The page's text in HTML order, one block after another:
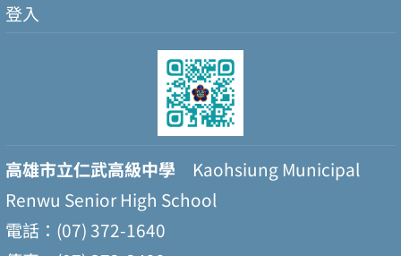
登入
高雄市立仁武高級中學 Kaohsiung Municipal
Renwu Senior High School
電話：(07) 372-1640